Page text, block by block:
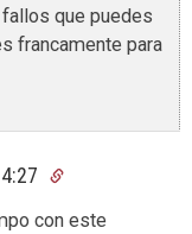
que puedes
francamente para
con este